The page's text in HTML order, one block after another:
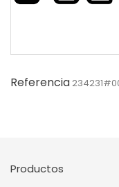
Referencia
Productos